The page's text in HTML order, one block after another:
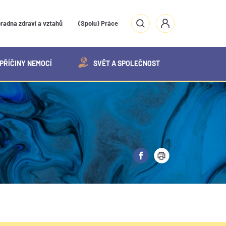
zdraví a vztahů (Spolu) Práce
NEMOCÍ SVĚT A SPOLEČNOST